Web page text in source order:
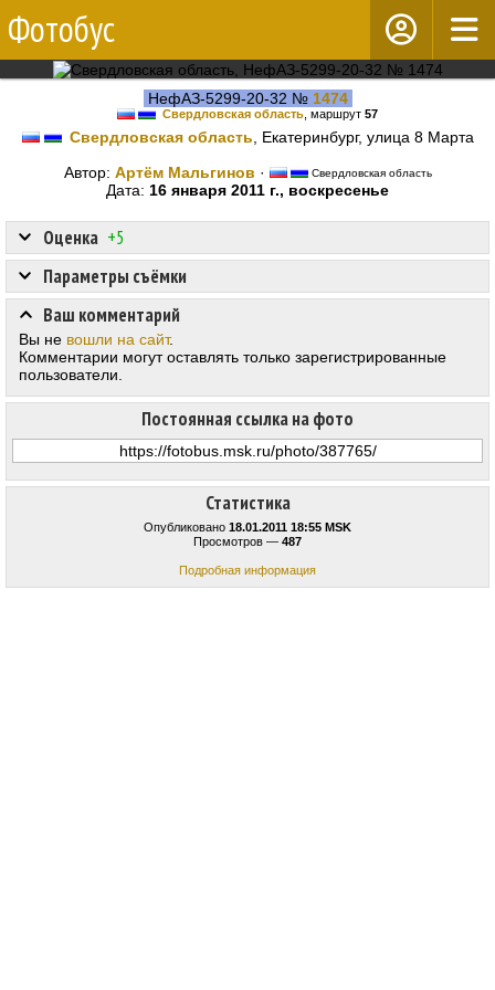
Фотобус
НефАЗ-5299-20-32 № 1474
Свердловская область , маршрут 57
Свердловская область , Екатеринбург, улица 8 Марта
Автор: Артём Мальгинов · Свердловская область
Дата: 16 января 2011 г., воскресенье
Статистика
Опубликовано 18.01.2011 18:55 MSK
Просмотров — 487
Подробная информация
Оценка +5
Постоянная ссылка на фото
Параметры съёмки
Ваш комментарий
Вы не вошли на сайт.
Комментарии могут оставлять только зарегистрированные
пользователи.